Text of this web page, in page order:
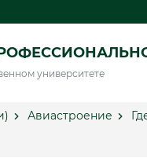
университете
Авиастроение